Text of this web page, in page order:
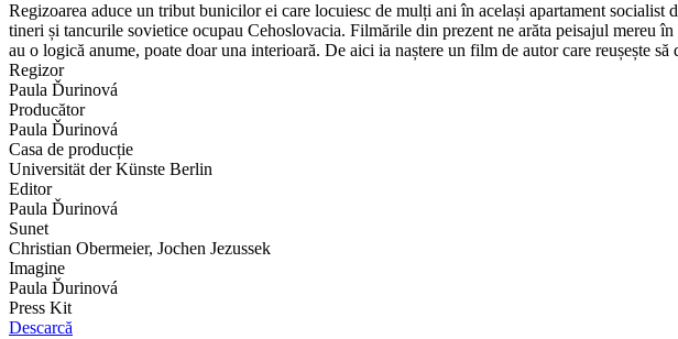
Regizoarea aduce un tribut bunicilor ei care locuiesc de mulți ani în același apartament
tineri și tancurile sovietice ocupau Cehoslovacia. Filmările din prezent ne arăta peisajul mereu
au o logică anume, poate doar una interioară. De aici ia naștere un film de autor care reușește
Regizor
Paula Ďurinová
Producător
Paula Ďurinová
Casa de producție
Universität der Künste Berlin
Editor
Paula Ďurinová
Sunet
Christian Obermeier, Jochen Jezussek
Imagine
Paula Ďurinová
Press Kit
Descarcă